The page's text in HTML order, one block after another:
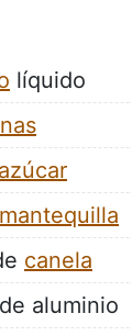
líquido
azúcar
mantequilla
canela
aluminio